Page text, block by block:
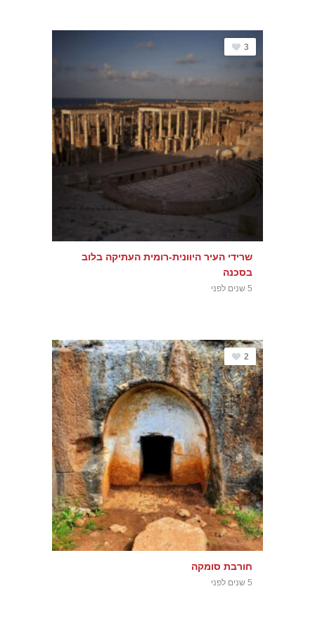
3
שרידי העיר היוונית-רומית העתיקה בלוב
בסכנה
5 שנים לפני
2
חורבת סומקה
5 שנים לפני